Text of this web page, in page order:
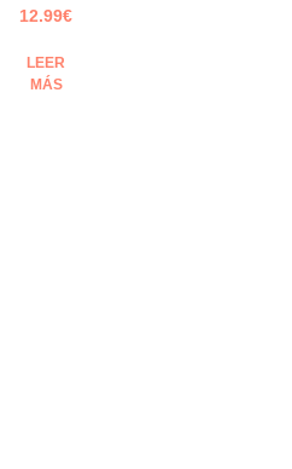
12.99€
LEER
MÁS